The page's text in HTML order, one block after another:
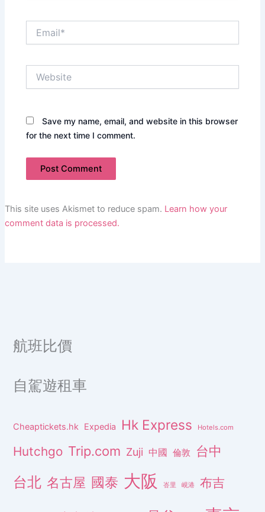
Save my name, email, and website in this browser
for the next time I comment.
This site uses Akismet to reduce spam. Learn how your
comment data is processed.
航班比價
自駕遊租車
Cheaptickets.hk Expedia Hk Express Hotels.com
Hutchgo Trip.com Zuji 中國 倫敦 台中
台北 名古屋 國泰 大阪 峇里 峴港 布吉